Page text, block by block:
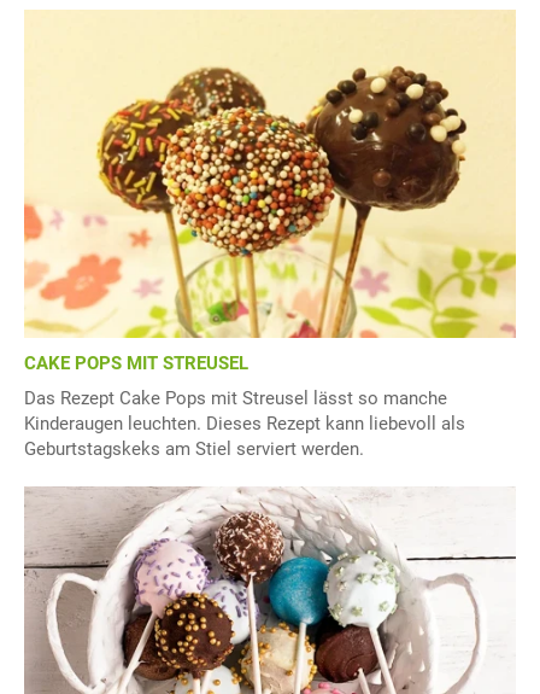
CAKE POPS MIT STREUSEL
Das Rezept Cake Pops mit Streusel lässt so manche
Kinderaugen leuchten. Dieses Rezept kann liebevoll als
Geburtstagskeks am Stiel serviert werden.